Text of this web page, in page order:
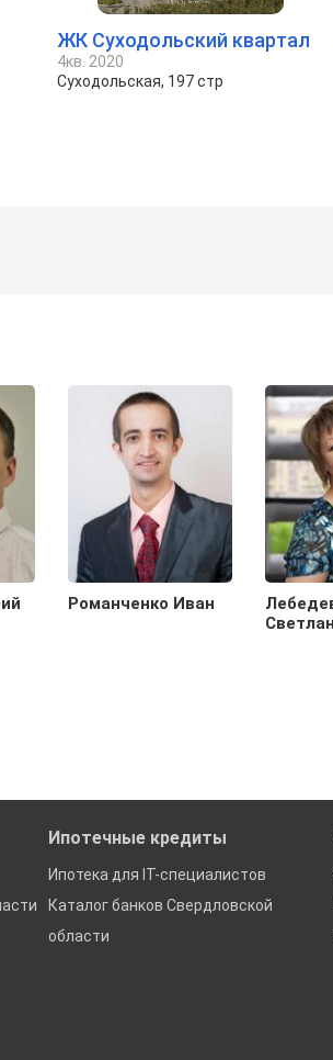
ЖК Суходольский квартал
4кв. 2020
Суходольская, 197 стр
Романченко Иван
Ипотечные кредиты
Ипотека для IT-специалистов
Каталог банков Свердловской
области